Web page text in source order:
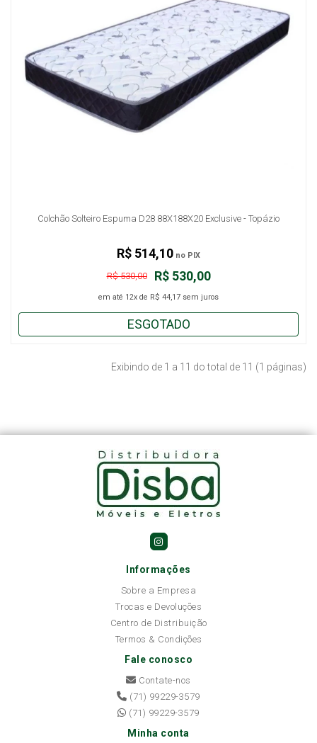
Colchão Solteiro Espuma D28 88X188X20 Exclusive - Topázio
R$ 530,00
R$ 530,00
em até 12x de R$ 44,17 sem juros
R$ 514,10 no PIX
ESGOTADO
Exibindo de 1 a 11 do total de 11 (1 páginas)
Informações
Sobre a Empresa
Trocas e Devoluções
Centro de Distribuição
Termos & Condições
Fale conosco
Contate-nos
(71) 99229-3579
(71) 99229-3579
Minha conta